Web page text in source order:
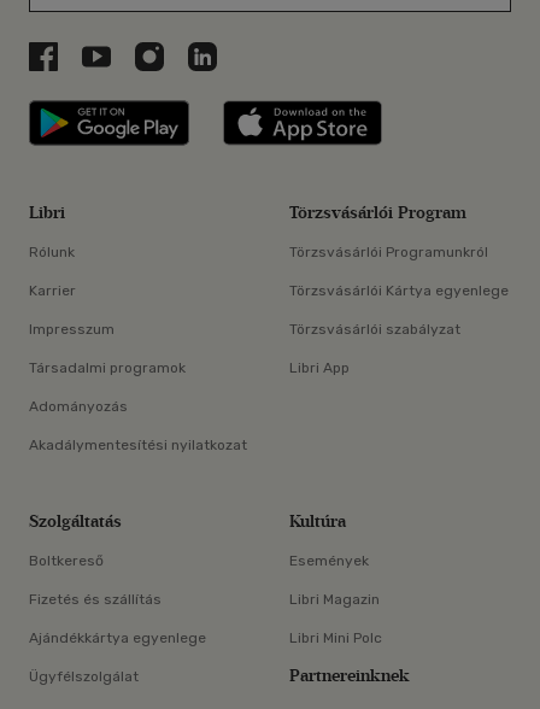
Libri a Facebookon
Libri a Youtube-on
Libri az Instagramon
Libri a LinkedInen
Libri applikáció Szerezd meg: Google
Libri
Rólunk
Karrier
Impresszum
Társadalmi programok
Adományozás
Akadálymentesítési nyilatkozat
Törzsvásárlói Program
Törzsvásárlói Programunkról
Törzsvásárlói Kártya egyenlege
Törzsvásárlói szabályzat
Libri App
Szolgáltatás
Boltkereső
Fizetés és szállítás
Ajándékkártya egyenlege
Ügyfélszolgálat
Kultúra
Események
Libri Magazin
Libri Mini Polc
Partnereinknek